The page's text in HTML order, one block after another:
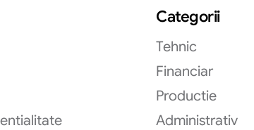
Categorii
Tehnic
Financiar
Productie
Administrativ